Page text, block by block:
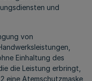
und
von
Einhaltung des
die Leistung erbringt,
eine Atemschutzmaske